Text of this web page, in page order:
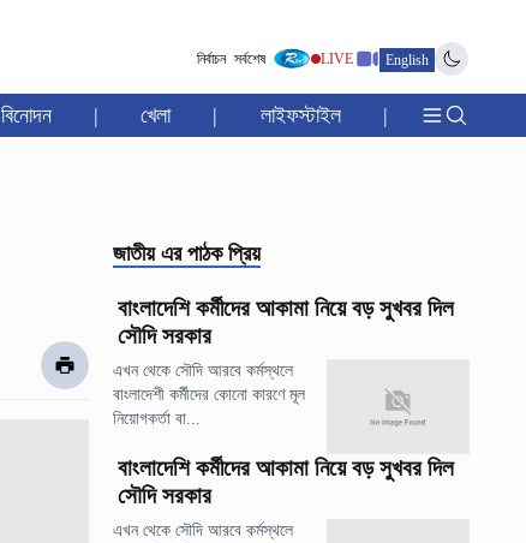
নির্বাচন সর্বশেষ LIVE English
বিনোদন | খেলা | লাইফস্টাইল |
জাতীয় এর পাঠক প্রিয়
বাংলাদেশি কর্মীদের আকামা নিয়ে বড় সুখবর দিল
সৌদি সরকার
এখন থেকে সৌদি আরবে কর্মস্থলে
বাংলাদেশী কর্মীদের কোনো কারণে মূল
নিয়োগকর্তা বা...
বাংলাদেশি কর্মীদের আকামা নিয়ে বড় সুখবর দিল
সৌদি সরকার
এখন থেকে সৌদি আরবে কর্মস্থলে